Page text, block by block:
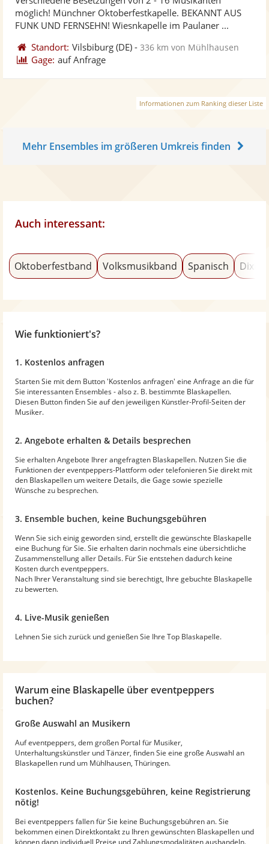
möglich! Münchner Oktoberfestkapelle. BEKANNT AUS
FUNK UND FERNSEHN! Wiesnkapelle im Paulaner ...
Standort: Vilsbiburg (DE) -336 km von Mühlhausen
Gage: auf Anfrage
Informationen zum Ranking dieser Liste
Mehr Ensembles im größeren Umkreis finden
Auch interessant:
Oktoberfestband Volksmusikband Spanisch
Wie funktioniert's?
1. Kostenlos anfragen
Starten Sie mit dem Button 'Kostenlos anfragen' eine Anfrage an die für
Sie interessanten Ensembles - also z. B. bestimmte Blaskapellen.
Diesen Button finden Sie auf den jeweiligen Künstler-Profil-Seiten der
Musiker.
2. Angebote erhalten & Details besprechen
Sie erhalten Angebote Ihrer angefragten Blaskapellen. Nutzen Sie die
Funktionen der eventpeppers-Plattform oder telefonieren Sie direkt mit
den Blaskapellen um weitere Details, die Gage sowie spezielle
Wünsche zu besprechen.
3. Ensemble buchen, keine Buchungsgebühren
Wenn Sie sich einig geworden sind, erstellt die gewünschte Blaskapelle
eine Buchung für Sie. Sie erhalten darin nochmals eine übersichtliche
Zusammenstellung aller Details. Für Sie entstehen dadurch keine
Kosten durch eventpeppers.
Nach Ihrer Veranstaltung sind sie berechtigt, Ihre gebuchte Blaskapelle
zu bewerten.
4. Live-Musik genießen
Lehnen Sie sich zurück und genießen Sie Ihre Top Blaskapelle.
Warum eine Blaskapelle über eventpeppers
buchen?
Große Auswahl an Musikern
Auf eventpeppers, dem großen Portal für Musiker,
Unterhaltungskünstler und Tänzer, finden Sie eine große Auswahl an
Blaskapellen rund um Mühlhausen, Thüringen.
Kostenlos. Keine Buchungsgebühren, keine Registrierung
nötig!
Bei eventpeppers fallen für Sie keine Buchungsgebühren an. Sie
bekommen einen Direktkontakt zu Ihren gewünschten Blaskapellen und
können dann individuell Preise und Zahlungsmodalitäten aushandeln.